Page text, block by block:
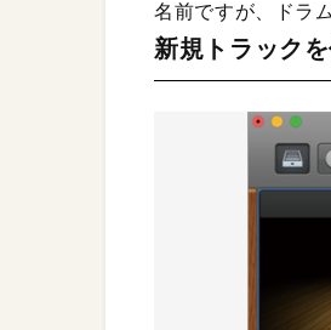
名前ですが、ドラ
新規トラック